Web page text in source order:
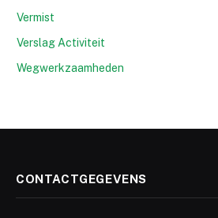
Vermist
Verslag Activiteit
Wegwerkzaamheden
CONTACTGEGEVENS